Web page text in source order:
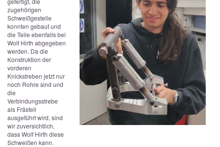
zugehörigen
Schweißgestelle
konnten gebaut und
die Teile ebenfalls bei
Wolf Hirth abgegeben
werden. Da die
Konstruktion der
vorderen
Knickstreben jetzt nur
noch Rohre sind und
die
Verbindungsstrebe
als Frästeil
ausgeführt wird, sind
wir zuversichtlich,
dass Wolf Hirth diese
Schweißen kann.